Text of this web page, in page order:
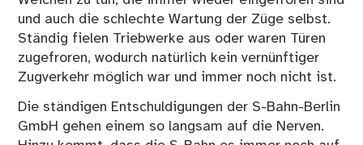
und auch die schlechte Wartung der Züge selbst.
Ständig fielen Triebwerke aus oder waren Türen
zugefroren, wodurch natürlich kein vernünftiger
Zugverkehr möglich war und immer noch nicht ist.
Die ständigen Entschuldigungen der S-Bahn-Berlin
GmbH gehen einem so langsam auf die Nerven.